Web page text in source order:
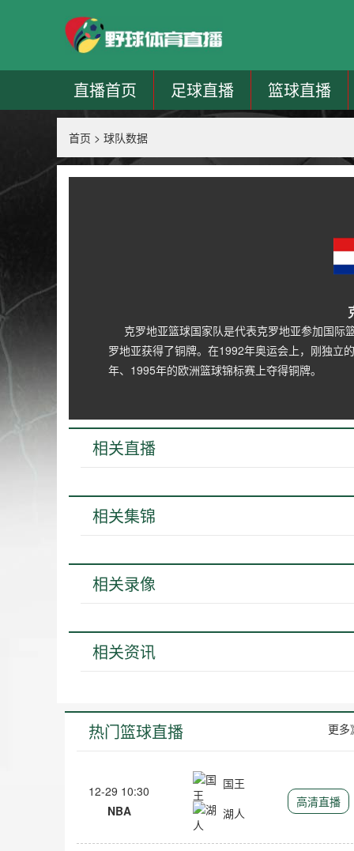
直播首页 足球直播 篮球直播
首页 > 球队数据
克罗地亚篮球国家队是代表克罗地亚参加国际
罗地亚获得了铜牌。在1992年奥运会上，刚独立
年、1995年的欧洲篮球锦标赛上夺得铜牌。
相关直播
相关集锦
相关录像
相关资讯
热门篮球直播 更多
12-29 10:30
NBA
国王
湖人
高清直播